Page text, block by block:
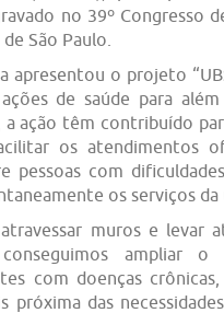
no 39º Congresso
São Paulo.
apresentou o projeto
de saúde para além
a ação têm contribuído
os atendimentos
pessoas com
os serviços da
muros e levar
ampliar o
com doenças
próxima das